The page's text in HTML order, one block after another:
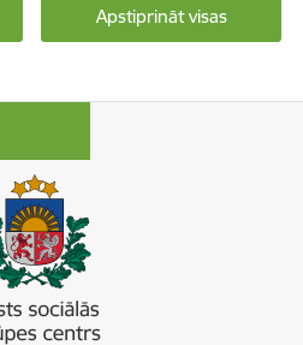
Apstiprināt visas